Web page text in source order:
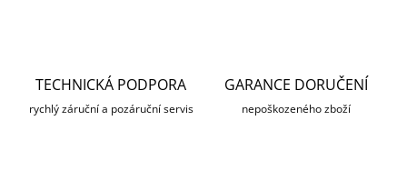
TECHNICKÁ PODPORA
rychlý záruční a pozáruční servis
GARANCE DORUČENÍ
nepoškozeného zboží